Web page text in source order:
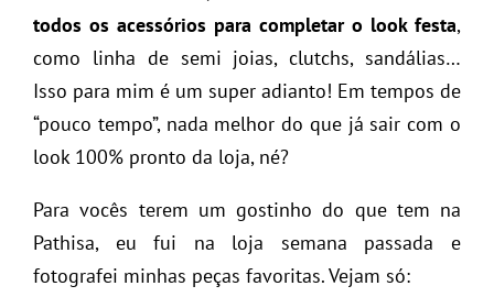
todos os acessórios para completar o look festa,
como linha de semi joias, clutchs, sandálias…
Isso para mim é um super adianto! Em tempos de
“pouco tempo”, nada melhor do que já sair com o
look 100% pronto da loja, né?
Para vocês terem um gostinho do que tem na
Pathisa, eu fui na loja semana passada e
fotografei minhas peças favoritas. Vejam só: